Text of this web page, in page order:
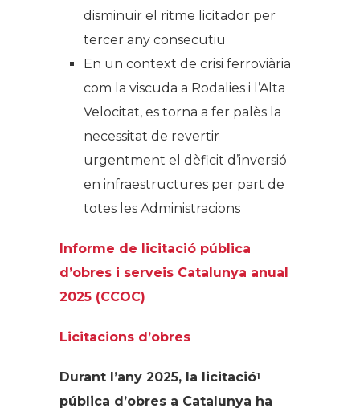
disminuir el ritme licitador per
tercer any consecutiu
En un context de crisi ferroviària
com la viscuda a Rodalies i l’Alta
Velocitat, es torna a fer palès la
necessitat de revertir
urgentment el dèficit d’inversió
en infraestructures per part de
totes les Administracions
Informe de licitació pública
d’obres i serveis Catalunya anual
2025 (CCOC)
Licitacions d’obres
Durant l’any 2025, la licitació1
pública d’obres a Catalunya ha